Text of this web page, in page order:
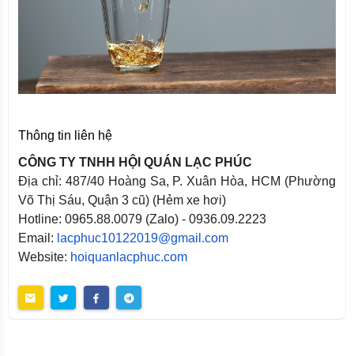
Thông tin liên hệ
CÔNG TY TNHH HỘI QUÁN LẠC PHÚC
Địa chỉ: 487/40 Hoàng Sa, P. Xuân Hòa, HCM (Phường
Võ Thị Sáu, Quận 3 cũ) (Hẻm xe hơi)
Hotline: 0965.88.0079 (Zalo) - 0936.09.2223
Email: lacphuc10122019@gmail.com
Website: hoiquanlacphuc.com